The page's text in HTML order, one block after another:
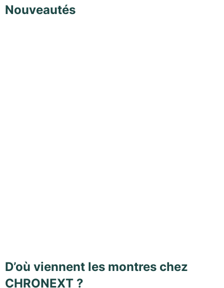
Nouveautés
D’où viennent les montres chez
CHRONEXT ?